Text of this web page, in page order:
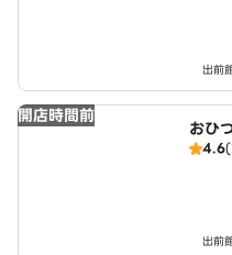
出前
開店時間前
おひ
4.6
出前